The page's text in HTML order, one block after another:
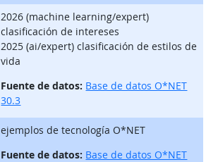
2026 (machine learning/expert)
clasificación de intereses
2025 (ai/expert) clasificación de estilos de
vida
Fuente de datos: Base de datos O*NET
30.3
ejemplos de tecnología O*NET
Fuente de datos: Base de datos O*NET